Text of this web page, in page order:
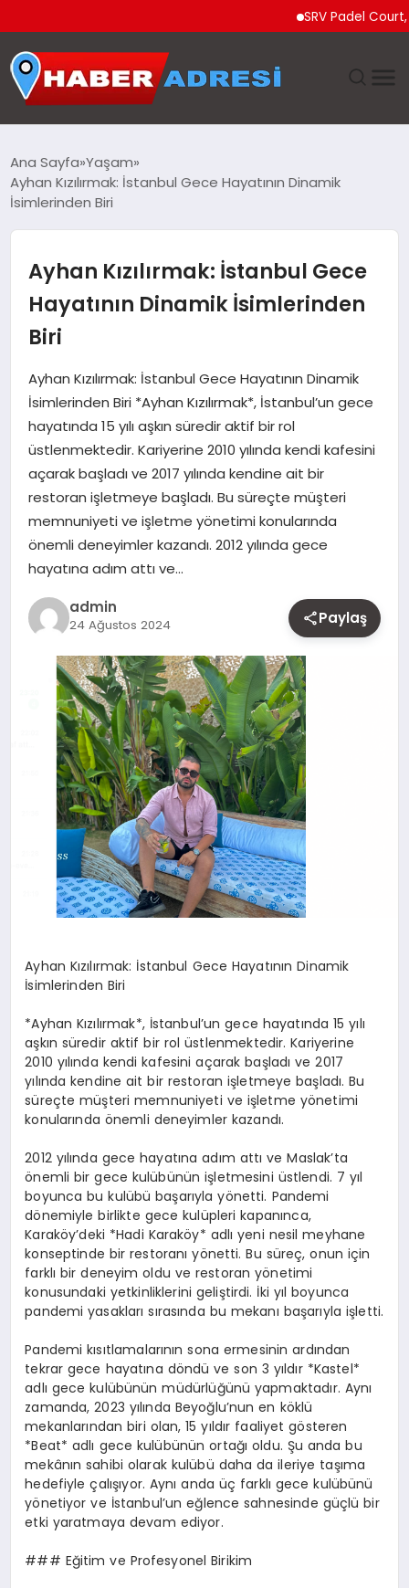
SRV Padel Court,
GÜNDEM
EKONOMI
TEKNOLOJI
EĞITIM
MAGAZIN
YAŞAM
OTOMOBIL
Ana Sayfa Yaşam
Ayhan Kızılırmak: İstanbul Gece Hayatının Dinamik
İsimlerinden Biri
Ayhan Kızılırmak: İstanbul Gece
Hayatının Dinamik İsimlerinden
Biri
Ayhan Kızılırmak: İstanbul Gece Hayatının Dinamik
İsimlerinden Biri *Ayhan Kızılırmak*, İstanbul’un gece
hayatında 15 yılı aşkın süredir aktif bir rol
üstlenmektedir. Kariyerine 2010 yılında kendi kafesini
açarak başladı ve 2017 yılında kendine ait bir
restoran işletmeye başladı. Bu süreçte müşteri
memnuniyeti ve işletme yönetimi konularında
önemli deneyimler kazandı. 2012 yılında gece
hayatına adım attı ve…
admin
24 Ağustos 2024 Paylaş
Ayhan Kızılırmak: İstanbul Gece Hayatının Dinamik
İsimlerinden Biri
*Ayhan Kızılırmak*, İstanbul’un gece hayatında 15 yılı
aşkın süredir aktif bir rol üstlenmektedir. Kariyerine
2010 yılında kendi kafesini açarak başladı ve 2017
yılında kendine ait bir restoran işletmeye başladı. Bu
süreçte müşteri memnuniyeti ve işletme yönetimi
konularında önemli deneyimler kazandı.
2012 yılında gece hayatına adım attı ve Maslak’ta
önemli bir gece kulübünün işletmesini üstlendi. 7 yıl
boyunca bu kulübü başarıyla yönetti. Pandemi
dönemiyle birlikte gece kulüpleri kapanınca,
Karaköy’deki *Hadi Karaköy* adlı yeni nesil meyhane
konseptinde bir restoranı yönetti. Bu süreç, onun için
farklı bir deneyim oldu ve restoran yönetimi
konusundaki yetkinliklerini geliştirdi. İki yıl boyunca
pandemi yasakları sırasında bu mekanı başarıyla işletti.
Pandemi kısıtlamalarının sona ermesinin ardından
tekrar gece hayatına döndü ve son 3 yıldır *Kastel*
adlı gece kulübünün müdürlüğünü yapmaktadır. Aynı
zamanda, 2023 yılında Beyoğlu’nun en köklü
mekanlarından biri olan, 15 yıldır faaliyet gösteren
*Beat* adlı gece kulübünün ortağı oldu. Şu anda bu
mekânın sahibi olarak kulübü daha da ileriye taşıma
hedefiyle çalışıyor. Aynı anda üç farklı gece kulübünü
yönetiyor ve İstanbul’un eğlence sahnesinde güçlü bir
etki yaratmaya devam ediyor.
### Eğitim ve Profesyonel Birikim